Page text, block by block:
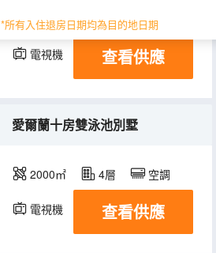
*所有入住退房日期均為目的地日期
35㎡ 4層 空調
電視機 查看供應
愛爾蘭十房雙泳池別墅
2000㎡ 4層 空調
電視機 查看供應